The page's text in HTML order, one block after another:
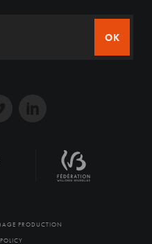
OK
PRODUCTION